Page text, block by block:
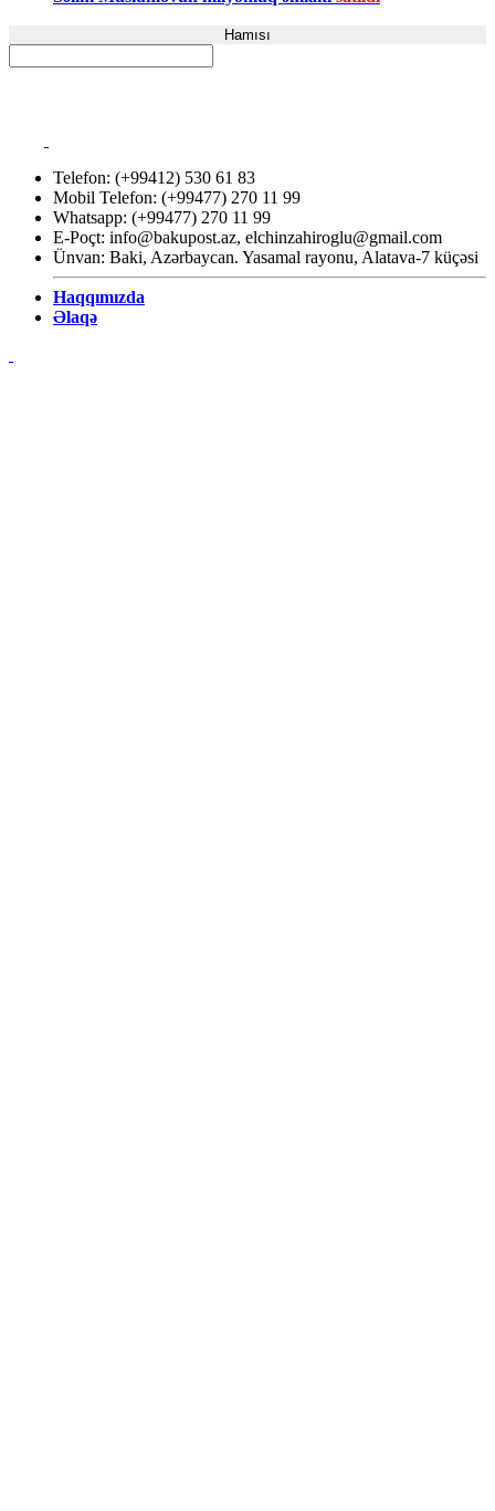
Hamısı
Telefon: (+99412) 530 61 83
Mobil Telefon: (+99477) 270 11 99
Whatsapp: (+99477) 270 11 99
E-Poçt: info@bakupost.az, elchinzahiroglu@gmail.com
Ünvan: Baki, Azərbaycan. Yasamal rayonu, Alatava-7 küçəsi
Haqqımızda
Əlaqə